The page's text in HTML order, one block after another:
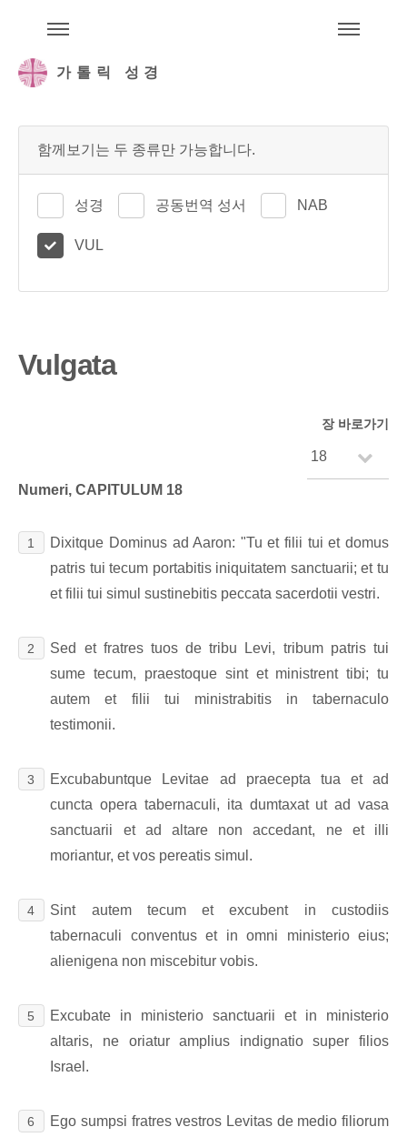
가톨릭 성경
함께보기는 두 종류만 가능합니다.
성경 공동번역 성서 NAB
VUL
Vulgata
장 바로가기
Numeri, CAPITULUM 18
1
Dixitque Dominus ad Aaron: "Tu et filii tui et domus
patris tui tecum portabitis iniquitatem sanctuarii; et tu
et filii tui simul sustinebitis peccata sacerdotii vestri.
2
Sed et fratres tuos de tribu Levi, tribum patris tui
sume tecum, praestoque sint et ministrent tibi; tu
autem et filii tui ministrabitis in tabernaculo
testimonii.
3
Excubabuntque Levitae ad praecepta tua et ad
cuncta opera tabernaculi, ita dumtaxat ut ad vasa
sanctuarii et ad altare non accedant, ne et illi
moriantur, et vos pereatis simul.
4
Sint autem tecum et excubent in custodiis
tabernaculi conventus et in omni ministerio eius;
alienigena non miscebitur vobis.
5
Excubate in ministerio sanctuarii et in ministerio
altaris, ne oriatur amplius indignatio super filios
Israel.
6
Ego sumpsi fratres vestros Levitas de medio filiorum